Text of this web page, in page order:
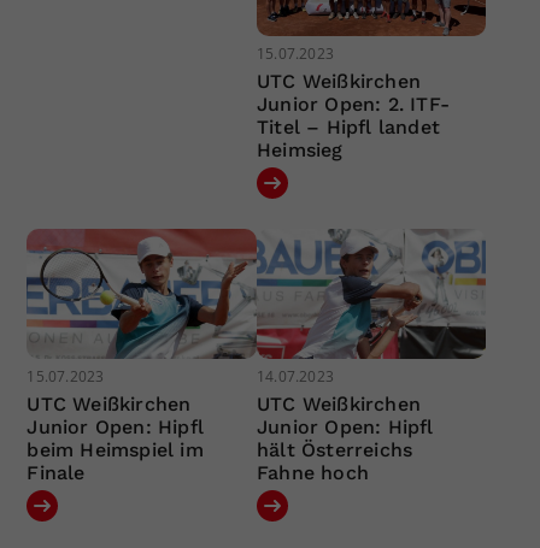
15.07.2023
UTC Weißkirchen
Junior Open: 2. ITF-
Titel – Hipfl landet
Heimsieg
15.07.2023
UTC Weißkirchen
Junior Open: Hipfl
beim Heimspiel im
Finale
14.07.2023
UTC Weißkirchen
Junior Open: Hipfl
hält Österreichs
Fahne hoch